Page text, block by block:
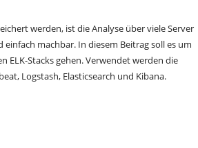
werden, ist die Analyse über viele Server
machbar. In diesem Beitrag soll es um
ELK-Stacks gehen. Verwendet werden die
Logstash, Elasticsearch und Kibana.